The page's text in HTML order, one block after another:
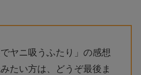
でヤニ吸うふたり」の感想
たい方は、どうぞ最後ま